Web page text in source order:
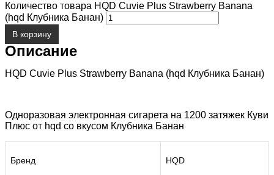
Количество товара HQD Cuvie Plus Strawberry Banana
(hqd Клубника Банан)
В корзину
Описание
HQD Cuvie Plus Strawberry Banana (hqd Клубника Банан)
Одноразовая электронная сигарета на 1200 затяжек Куви
Плюс от hqd со вкусом Клубника Банан
Бренд HQD